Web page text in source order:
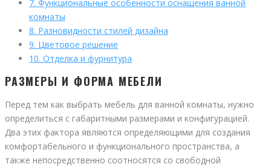
7. Функциональные особенности оснащения ванной
комнаты
8. Разновидности стилей дизайна
9. Цветовое решение
10. Отделка и фурнитура
РАЗМЕРЫ И ФОРМА МЕБЕЛИ
Перед тем как выбрать мебель для ванной комнаты, нужно
определиться с габаритными размерами и конфигурацией.
Два этих фактора являются определяющими для создания
комфортабельного и функционального пространства, а
также непосредственно соотносятся со свободной